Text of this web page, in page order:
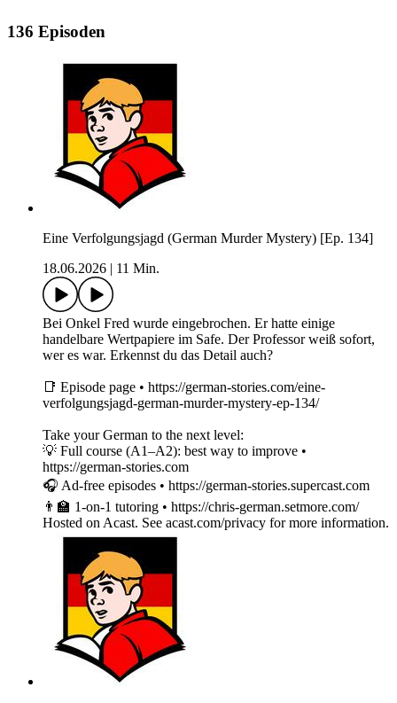
136 Episoden
Eine Verfolgungsjagd (German Murder Mystery) [Ep. 134]
18.06.2026
11 Min.
Bei Onkel Fred wurde eingebrochen. Er hatte einige
handelbare Wertpapiere im Safe. Der Professor weiß sofort,
wer es war. Erkennst du das Detail auch?
📑 Episode page • https://german-stories.com/eine-
verfolgungsjagd-german-murder-mystery-ep-134/
Take your German to the next level:
💡 Full course (A1–A2): best way to improve •
https://german-stories.com
🎧 Ad-free episodes • https://german-stories.supercast.com
👨‍🏫 1-on-1 tutoring • https://chris-german.setmore.com/
Hosted on Acast. See acast.com/privacy for more information.